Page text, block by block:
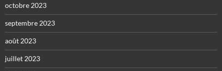
octobre 2023
septembre 2023
août 2023
juillet 2023